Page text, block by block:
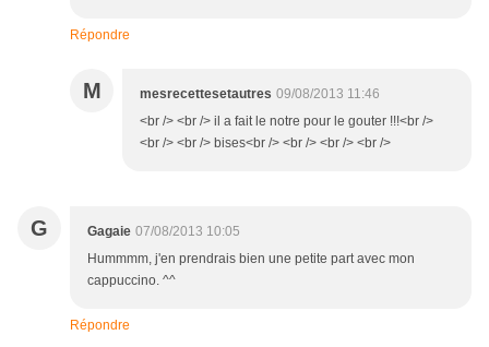
Répondre
M mesrecettesetautres 09/08/2013 11:46
<br /> <br /> il a fait le notre pour le gouter !!!<br />
<br /> <br /> bises<br /> <br /> <br /> <br />
G Gagaie 07/08/2013 10:05
Hummmm, j'en prendrais bien une petite part avec mon
cappuccino. ^^
Répondre